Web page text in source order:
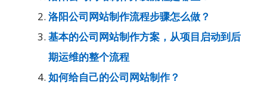
洛阳公司网站制作流程步骤怎么做？
基本的公司网站制作方案，从项目启动到后
期运维的整个流程
如何给自己的公司网站制作？